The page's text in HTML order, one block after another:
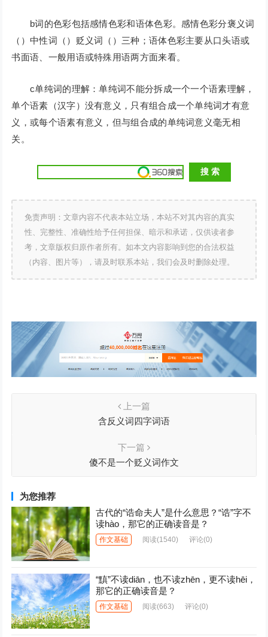
b词的色彩包括感情色彩和语体色彩。感情色彩分褒义词
（）中性词（）贬义词（）三种；语体色彩主要从口头语或
书面语、一般用语或特殊用语两方面来看。
c单纯词的理解：单纯词不能分拆成一个一个语素理解，
单个语素（汉字）没有意义，只有组合成一个单纯词才有意
义，或每个语素有意义，但与组合成的单纯词意义毫无相
关。
免责声明：文章内容不代表本站立场，本站不对其内容的真实
性、完整性、准确性给予任何担保、暗示和承诺，仅供读者参
考，文章版权归原作者所有。如本文内容影响到您的合法权益
（内容、图片等），请及时联系本站，我们会及时删除处理。
上一篇
含反义词四字词语
下一篇
傻不是一个贬义词作文
为您推荐
古代的“诰命夫人”是什么意思？“诰”字不
读hào，那它的正确读音是？
作文基础 阅读(1540) 评论(0)
“黰”不读diān，也不读zhēn，更不读hēi，
那它的正确读音是？
作文基础 阅读(663) 评论(0)